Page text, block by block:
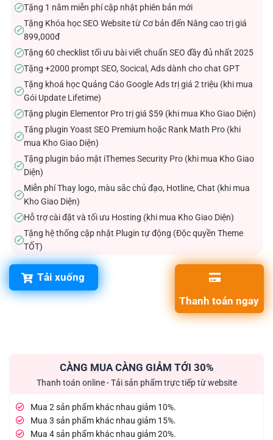
✓Tặng 1 năm miễn phí cập nhật phiên bản mới
✓
Tặng Khóa học SEO Website từ Cơ bản đến Nâng cao trị giá
899,000đ
✓Tặng 60 checklist tối ưu bài viết chuẩn SEO đầy đủ nhất 2025
✓Tặng +2000 prompt SEO, Socical, Ads dành cho chat GPT
✓
Tặng khoá học Quảng Cáo Google Ads trị giá 2 triệu (khi mua
Gói Update Lifetime)
✓Tặng plugin Elementor Pro trị giá $59 (khi mua Kho Giao Diện)
✓
Tăng plugin Yoast SEO Premium hoặc Rank Math Pro (khi
mua Kho Giao Diện)
✓
Tặng plugin bảo mật iThemes Security Pro (khi mua Kho Giao
Diện)
✓
Miễn phí Thay logo, màu sắc chủ đạo, Hotline, Chat (khi mua
Kho Giao Diện)
✓Hỗ trợ cài đặt và tối ưu Hosting (khi mua Kho Giao Diện)
✓
Tặng hệ thống cập nhật Plugin tự động (Độc quyền Theme
TỐT)
Tải xuống
Thanh toán ngay
CÀNG MUA CÀNG GIẢM TỚI 30%
Thanh toán online - Tải sản phẩm trực tiếp từ website
Mua 2 sản phẩm khác nhau giảm 10%.
Mua 3 sản phẩm khác nhau giảm 15%.
Mua 4 sản phẩm khác nhau giảm 20%.